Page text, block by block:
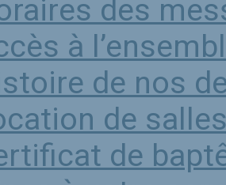
des
à
de nos
de
de